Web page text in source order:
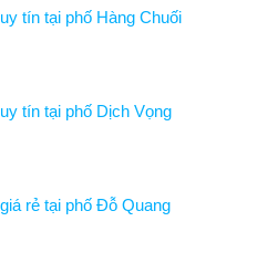
tín tại phố Hàng Chuối
tín tại phố Dịch Vọng
rẻ tại phố Đỗ Quang